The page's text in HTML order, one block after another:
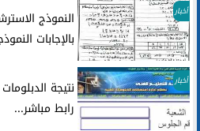
أخبار
بالإجابات
أخبار
رابط مباشر...